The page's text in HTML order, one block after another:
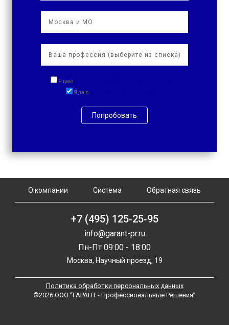
Я даю
Я даю
Попробовать
О компании Система Обратная связь
+7 (495) 125‑25‑95
info@garant-pr.ru
Пн-Пт 09:00 - 18:00
Москва, Научный проезд, 19
Политика обработки персональных данных
©2026 ООО “ГАРАНТ - Профессиональные Решения”